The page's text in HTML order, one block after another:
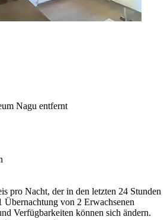
Nagu entfernt
pro Nacht, der in den letzten 24 Stunden
von 2 Erwachsenen
Verfügbarkeiten können sich ändern.